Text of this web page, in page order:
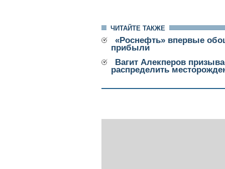
ЧИТАЙТЕ ТАКЖЕ
«Роснефть» впервые
прибыли
Вагит Алекперов
распределить